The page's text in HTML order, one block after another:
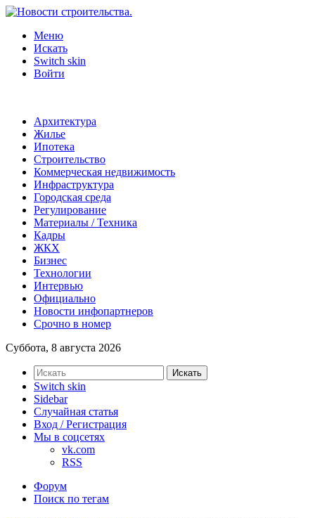
Меню
Искать
Switch skin
Войти
Архитектура
Жилье
Ипотека
Строительство
Коммерческая недвижимость
Инфраструктура
Городская среда
Регулирование
Материалы / Техника
Кадры
ЖКХ
Бизнес
Технологии
Интервью
Официально
Новости инфопартнеров
Срочно в номер
Суббота, 8 августа 2026
Искать
Switch skin
Sidebar
Случайная статья
Вход / Регистрация
Мы в соцсетях
vk.com
RSS
Форум
Поиск по тегам